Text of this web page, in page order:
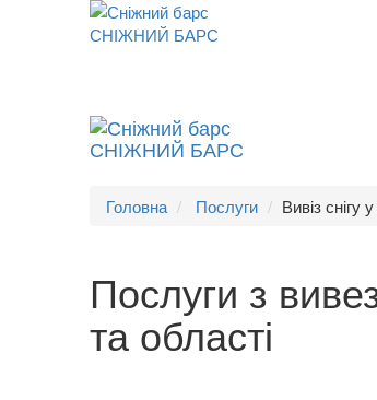
СНІЖНИЙ БАРС
СНІЖНИЙ БАРС
Головна Послуги Вивіз снігу
Послуги з
та області